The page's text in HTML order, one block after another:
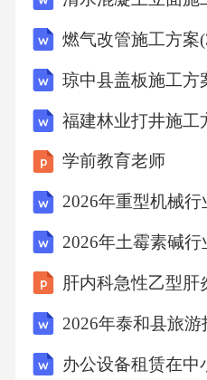
气，实现生理性同步，
损伤和呼吸肌疲劳。镇
SS或SAS量表量化镇静
制自主呼吸，同时预防
步。使用硅胶垫保护骨
峰、髂嵴），每2小时调
监测眼睑及角膜水肿情
略翻转前后持续监测有
出量下降。血流动力学
医师、呼吸治疗师及护
指挥体位翻转，确保气
燃气改管施工方案
琼中县盖板施工方
福建林业打井施工
学前教育老师
肝内科急性乙型肝